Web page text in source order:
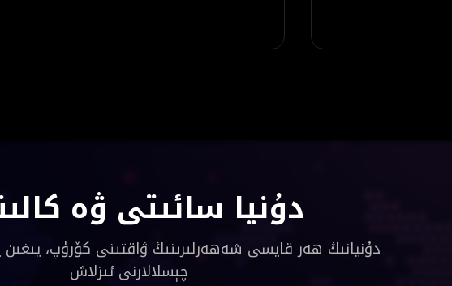
دۇنيا سائىتى ۋە
دۇنيانىڭ ھەر قايسى شەھەرلىرىنىڭ ۋاقتىنى كۆرۈپ،
چېسلالارنى ئىزلاش